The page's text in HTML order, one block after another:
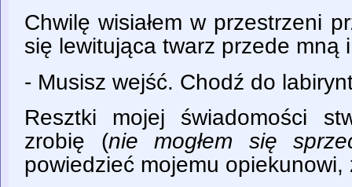
Chwilę wisiałem w przestrzeni
się lewitująca twarz przede mną
- Musisz wejść. Chodź do
Resztki mojej świadomości
zrobię (nie mogłem się
powiedzieć mojemu opiekunowi,